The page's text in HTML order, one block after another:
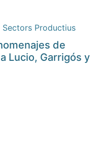
Productius
de
Lucio, Garrigós y